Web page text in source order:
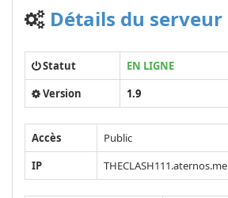
Détails du serveur
Statut
EN LIGNE
Version
1.9
Accès
Public
IP
THECLASH111.aternos.me